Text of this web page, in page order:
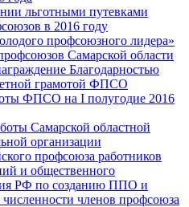
льготными путевками
в 2016 году
профсоюзного лидера»
Самарской области
Благодарностью
грамотой ФПСО
ФПСО на I полугодие 2016
Самарской областной
организации
профсоюза работников
и общественного
РФ по созданию ППО и
членов профсоюза